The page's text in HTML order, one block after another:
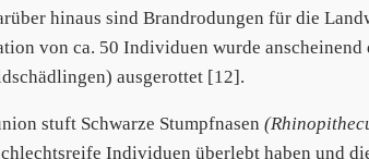
hinaus sind Brandrodungen für die
von ca. 50 Individuen wurde
ausgerottet [12].
stuft Schwarze Stumpfnasen
Individuen überlebt haben und